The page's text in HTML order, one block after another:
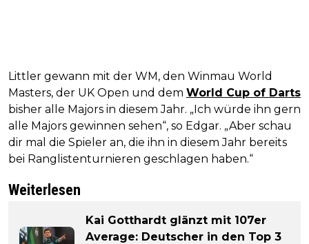
Littler gewann mit der WM, den Winmau World
Masters, der UK Open und dem World Cup of Darts
bisher alle Majors in diesem Jahr. „Ich würde ihn gern
alle Majors gewinnen sehen“, so Edgar. „Aber schau
dir mal die Spieler an, die ihn in diesem Jahr bereits
bei Ranglistenturnieren geschlagen haben.“
Weiterlesen
Kai Gotthardt glänzt mit 107er
Average: Deutscher in den Top 3